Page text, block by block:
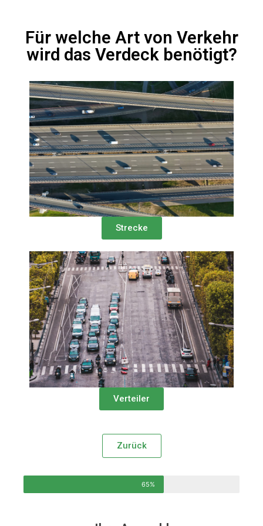
Für welche Art von Verkehr
wird das Verdeck benötigt?
Strecke
Verteiler
Zurück
65%